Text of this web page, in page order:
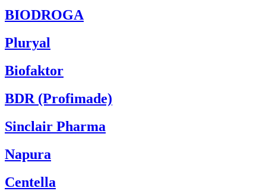
BIODROGA
Pluryal
Biofaktor
BDR (Profimade)
Sinclair Pharma
Napura
Centella